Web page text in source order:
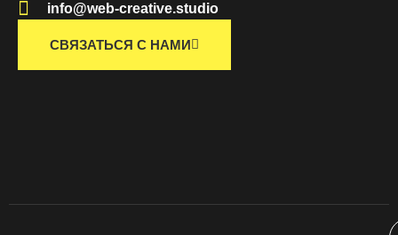
info@web-creative.studio
СВЯЗАТЬСЯ С НАМИ